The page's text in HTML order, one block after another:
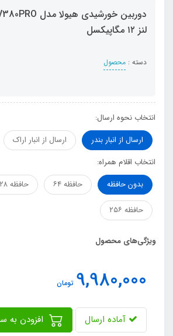
لنز ۱۲ مگاپیکسل
دسته : محصول
انتخاب نحوه ارسال:
ارسال از انبار بندر
ارسال از انبار اراک
انتخاب اقلام همراه:
بدون حافظه
حافظه ۶۴ حافظه ۱۲۸
حافظه ۲۵۶
ویژگی‌های محصول
9,980,000 تومان
آماده ارسال